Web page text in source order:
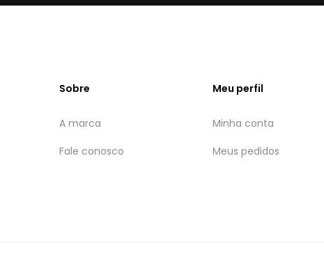
Sobre
A marca
Fale conosco
Meu perfil
Minha conta
Meus pedidos